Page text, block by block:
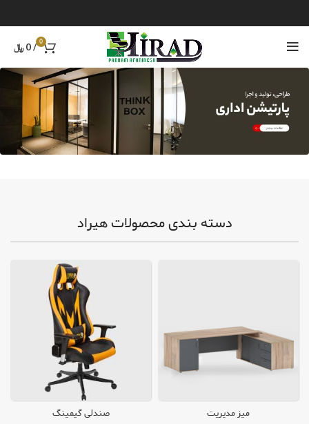
0
/
0 ﷼
دسته بندی محصولات هیراد
میز مدیریت صندلی گیمینگ